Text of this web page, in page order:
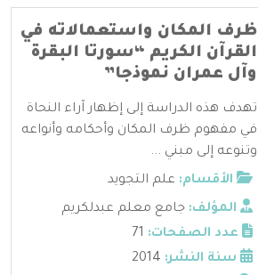
ظرف المكان واستعمالاته في
القرآن الكريم “سورتا البقرة
وآل عمران نموذجا”
تهدف هذه الدراسة إلى إظهار آراء النحاة
في مفهوم ظرف المكان وأحكامه وأنواعه
وتنوعه إلى مبني ...
الأقسام: علم التجويد
المؤلف: جامع معلم عبدلكريم
عدد الصفحات:
سنة النشر: